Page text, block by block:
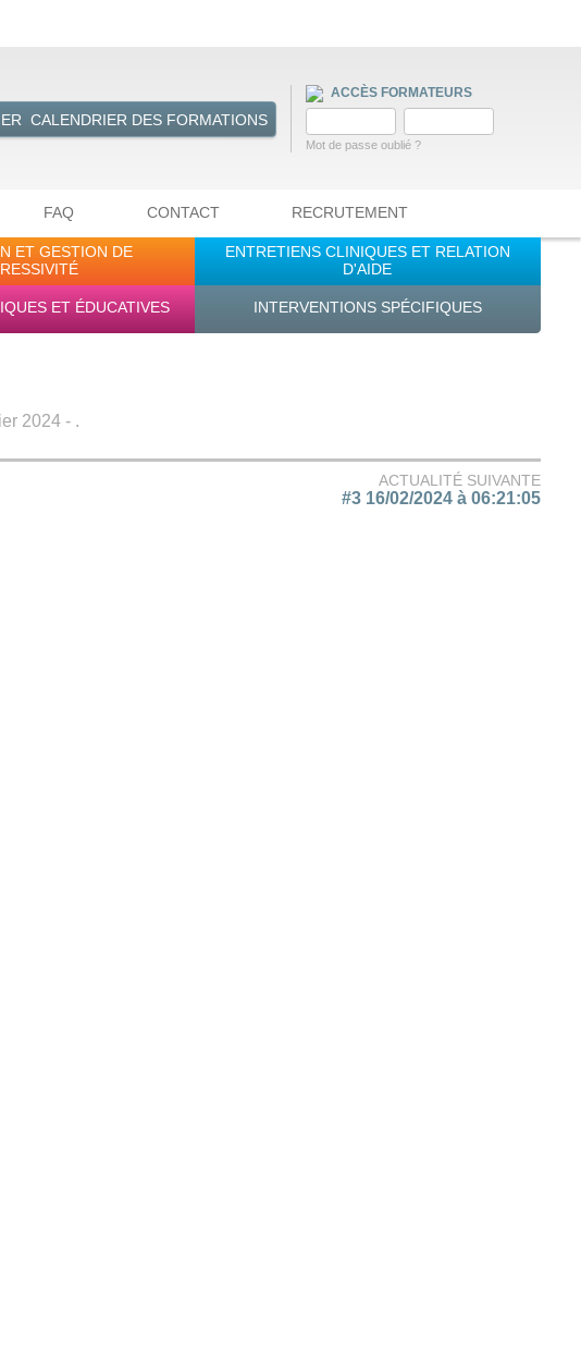
CALENDRIER DES FORMATIONS
ACCÈS FORMATEURS
Mot de passe oublié ?
FAQ CONTACT RECRUTEMENT
ET GESTION DE
ENTRETIENS CLINIQUES ET RELATION
D'AIDE
ET ÉDUCATIVES INTERVENTIONS SPÉCIFIQUES
2024 - .
ACTUALITÉ SUIVANTE
#3 16/02/2024 à 06:21:05